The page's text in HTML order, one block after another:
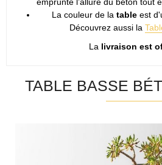
La couleur de la table est
Découvrez aussi la
Lalivraison est
TABLE BASSE